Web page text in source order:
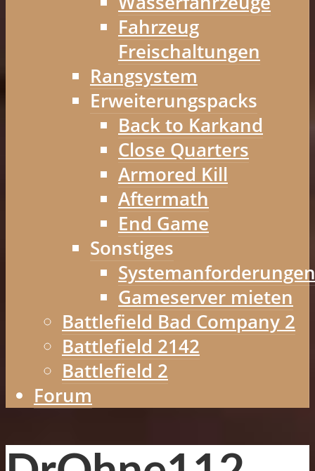
Fahrzeug
Freischaltungen
Rangsystem
Erweiterungspacks
Back to Karkand
Close Quarters
Armored Kill
Aftermath
End Game
Sonstiges
Systemanforderungen
Gameserver mieten
Battlefield Bad Company 2
Battlefield 2142
Battlefield 2
Forum